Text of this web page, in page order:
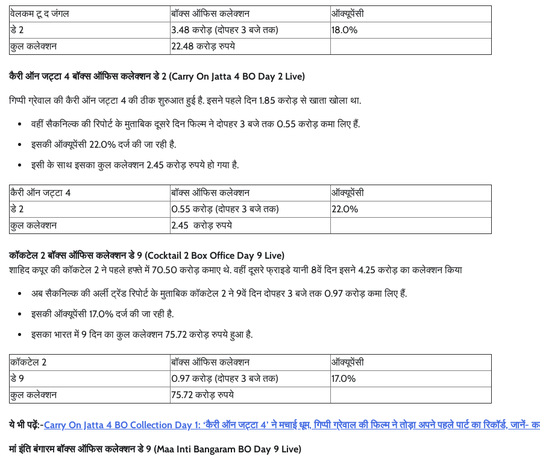
वेलकम टू द जंगल बॉक्स ऑफिस कलेक्शन
ऑक्यूपेंसी
डे 2
3.48 करोड़ (दोपहर 3 बजे तक)
18.0%
कुल कलेक्शन
22.48 करोड़ रुपये
कैरी ऑन जट्टा 4 बॉक्स ऑफिस कलेक्शन डे 2 (Carry On Jatta 4 BO Day 2 Live)
गिप्पी ग्रेवाल की कैरी ऑन जट्टा 4 की ठीक शुरुआत हुई है. इसने पहले दिन 1.85 करोड़ से खाता खोला था.
वहीं सैकनिल्क की रिपोर्ट के मुताबिक दूसरे दिन फिल्म ने दोपहर 3 बजे तक 0.55 करोड़ कमा लिए हैं.
इसकी ऑक्यूपेंसी 22.0% दर्ज की जा रही है.
इसी के साथ इसका कुल कलेक्शन 2.45 करोड़ रुपये हो गया है.
कैरी ऑन जट्टा 4 बॉक्स ऑफिस कलेक्शन
ऑक्यूपेंसी
डे 2
0.55 करोड़ (दोपहर 3 बजे तक)
22.0%
कुल कलेक्शन
2.45 करोड़ रुपये
कॉकटेल 2 बॉक्स ऑफिस कलेक्शन डे 9 (Cocktail 2 Box Office Day 9 Live)
शाहिद कपूर की कॉकटेल 2 ने पहले हफ्ते में 70.50 करोड़ कमाए थे. वहीं दूसरे फ्राइडे यानी 8वें दिन इसने 4.25 करोड़ का कलेक्शन किया
अब सैकनिल्क की अर्ली ट्रेंड रिपोर्ट के मुताबिक कॉकटेल 2 ने 9वें दिन दोपहर 3 बजे तक 0.97 करोड़ कमा लिए हैं.
इसकी ऑक्यूपेंसी 17.0% दर्ज की जा रही है.
इसका भारत में 9 दिन का कुल कलेक्शन 75.72 करोड़ रुपये हुआ है.
कॉकटेल 2 बॉक्स ऑफिस कलेक्शन
ऑक्यूपेंसी
डे 9
0.97 करोड़ (दोपहर 3 बजे तक)
17.0%
कुल कलेक्शन
75.72 करोड़ रुपये
ये भी पढ़ें:-Carry On Jatta 4 BO Collection Day 1: ‘कैरी ऑन जट्टा 4’ ने मचाई धूम, गिप्पी ग्रेवाल की फिल्म ने तोड़ा अपने पहले पार्ट का रिकॉर्ड, जानें-
मां इंति बंगारम बॉक्स ऑफिस कलेक्शन डे 9 (Maa Inti Bangaram BO Day 9 Live)